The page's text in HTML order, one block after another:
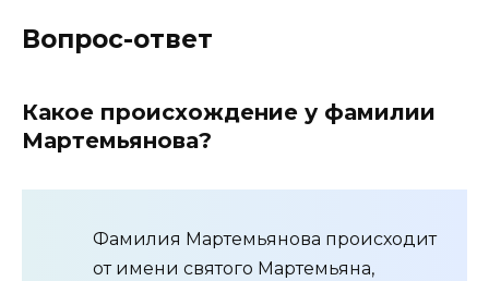
Вопрос-ответ
Какое происхождение у фамилии
Мартемьянова?
Фамилия Мартемьянова происходит
от имени святого Мартемьяна,